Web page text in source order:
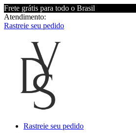
Frete grátis para todo o Brasil
Atendimento:
Rastreie seu pedido
Rastreie seu pedido